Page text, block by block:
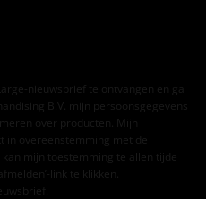
nieuwsbrief te ontvangen en ga
B.V. mijn persoonsgegevens
over producten. Mijn
in overeenstemming met de
kan mijn toestemming te allen tijde
link te klikken.